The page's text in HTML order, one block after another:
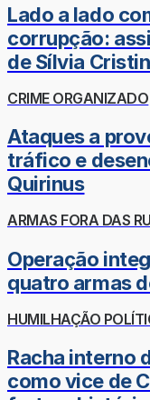
Lado a lado
corrupção:
de Sílvia
CRIME ORGANIZADO
Ataques a
tráfico e
Quirinus
ARMAS FORA DAS
Operação
quatro armas
HUMILHAÇÃO
Racha interno
como vice de